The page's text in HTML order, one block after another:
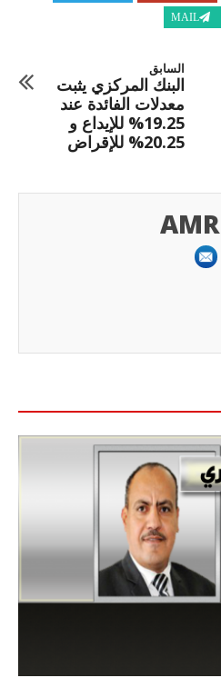
MAIL
السابق
البنك المركزي يثبت
معدلات الفائدة عند
19.25% للإيداع و
20.25% للإقراض
AMR